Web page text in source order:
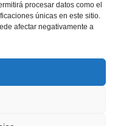
procesar datos como el
únicas en este sitio.
afectar negativamente a
de privacidad
cookies (UE)